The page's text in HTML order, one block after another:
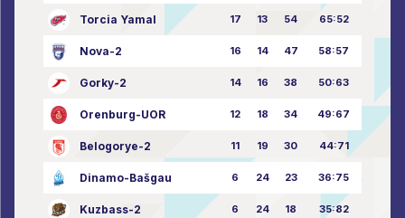
Torcia Yamal 17 13 54 65:52
Nova-2 16 14 47 58:57
Gorky-2 14 16 38 50:63
Orenburg-UOR 12 18 34 49:67
Belogorye-2 11 19 30 44:71
Dinamo-Bašgau 6 24 23 36:75
Kuzbass-2 6 24 18 35:82